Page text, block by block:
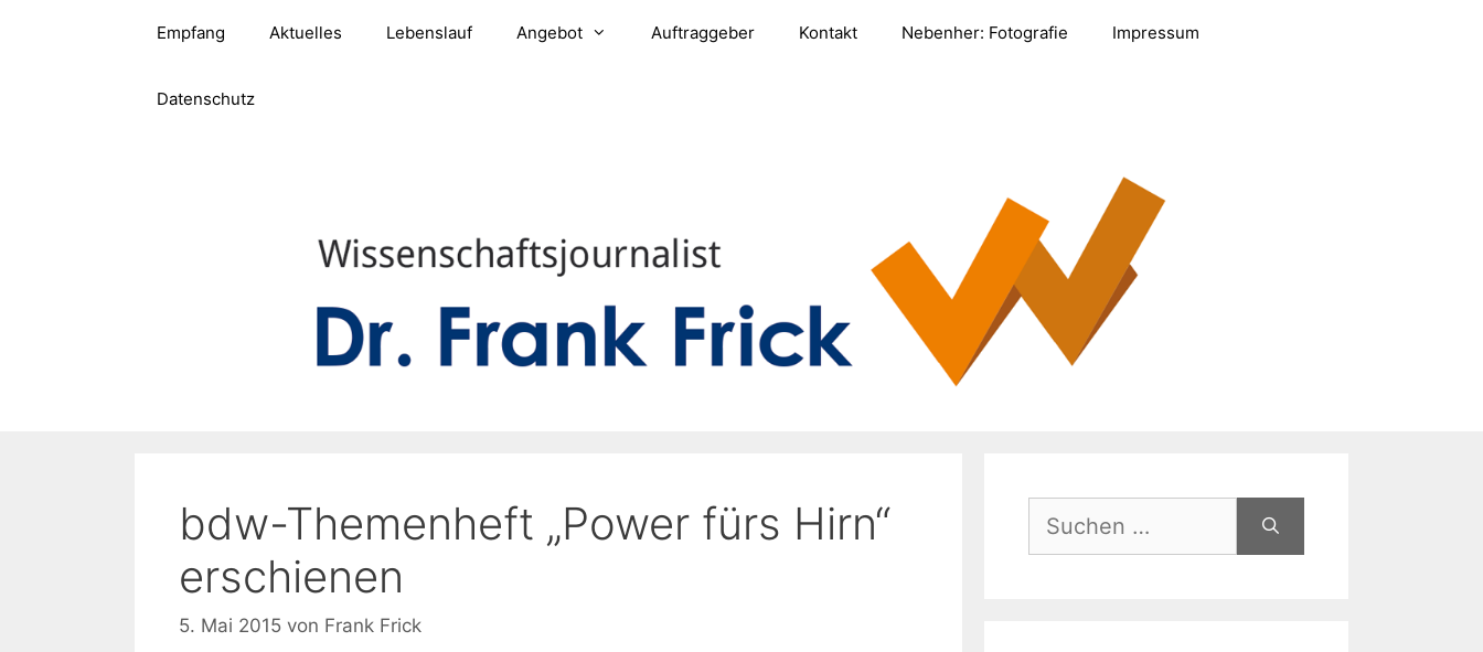
Empfang Aktuelles Lebenslauf Angebot Auftraggeber Kontakt Nebenher: Fotografie Impressum
Datenschutz
bdw-Themenheft „Power fürs Hirn“
erschienen
5. Mai 2015 von Frank Frick
nach: